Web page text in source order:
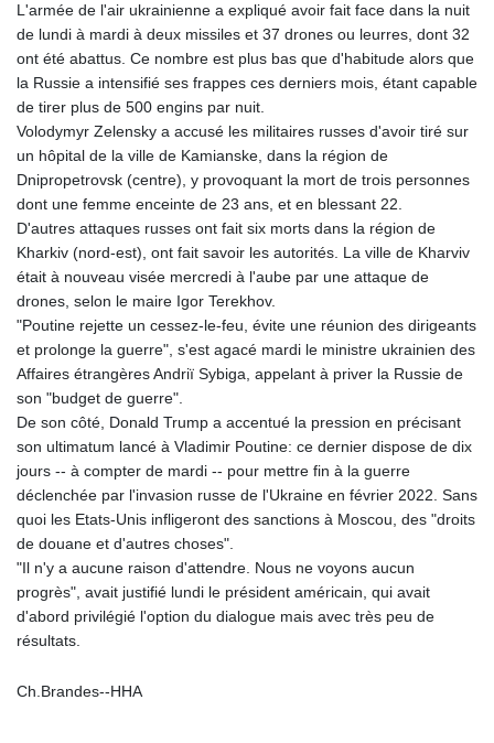
L'armée de l'air ukrainienne a expliqué avoir fait face dans la nuit
de lundi à mardi à deux missiles et 37 drones ou leurres, dont 32
ont été abattus. Ce nombre est plus bas que d'habitude alors que
la Russie a intensifié ses frappes ces derniers mois, étant capable
de tirer plus de 500 engins par nuit.
Volodymyr Zelensky a accusé les militaires russes d'avoir tiré sur
un hôpital de la ville de Kamianske, dans la région de
Dnipropetrovsk (centre), y provoquant la mort de trois personnes
dont une femme enceinte de 23 ans, et en blessant 22.
D'autres attaques russes ont fait six morts dans la région de
Kharkiv (nord-est), ont fait savoir les autorités. La ville de Kharviv
était à nouveau visée mercredi à l'aube par une attaque de
drones, selon le maire Igor Terekhov.
"Poutine rejette un cessez-le-feu, évite une réunion des dirigeants
et prolonge la guerre", s'est agacé mardi le ministre ukrainien des
Affaires étrangères Andriï Sybiga, appelant à priver la Russie de
son "budget de guerre".
De son côté, Donald Trump a accentué la pression en précisant
son ultimatum lancé à Vladimir Poutine: ce dernier dispose de dix
jours -- à compter de mardi -- pour mettre fin à la guerre
déclenchée par l'invasion russe de l'Ukraine en février 2022. Sans
quoi les Etats-Unis infligeront des sanctions à Moscou, des "droits
de douane et d'autres choses".
"Il n'y a aucune raison d'attendre. Nous ne voyons aucun
progrès", avait justifié lundi le président américain, qui avait
d'abord privilégié l'option du dialogue mais avec très peu de
résultats.
Ch.Brandes--HHA